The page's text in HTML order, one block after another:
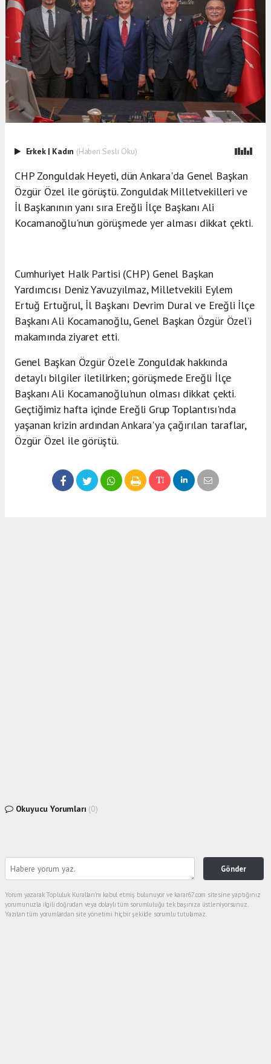
Erkek | Kadın (Haberi Sesli Oku)
CHP Zonguldak Heyeti, dün Ankara'da Genel Başkan
Özgür Özel ile görüştü. Zonguldak Milletvekilleri ve
İl Başkanının yanı sıra Ereğli İlçe Başkanı Ali
Kocamanoğlu'nun görüşmede yer alması dikkat çekti.
Cumhuriyet Halk Partisi (CHP) Genel Başkan
Yardımcısı Deniz Yavuzyılmaz, Milletvekili Eylem
Ertuğ Ertuğrul, İl Başkanı Devrim Dural ve Ereğli İlçe
Başkanı Ali Kocamanoğlu, Genel Başkan Özgür Özel’i
makamında ziyaret etti.
Genel Başkan Özgür Özel'e Zonguldak hakkında
detaylı bilgiler iletilirken; görüşmede Ereğli İlçe
Başkanı Ali Kocamanoğlu'nun olması dikkat çekti.
Geçtiğimiz hafta içinde Ereğli Grup Toplantısı'nda
yaşanan krizin ardından Ankara'ya çağırılan taraflar,
Özgür Özel ile görüştü.
Okuyucu Yorumları (0)
Gönder
Yorum yazarak Topluluk Kuralları’nı kabul etmiş bulunuyor ve karar67.com sitesine yaptığınız
yorumunuzla ilgili doğrudan veya dolaylı tüm sorumluluğu tek başınıza üstleniyorsunuz.
Yazılan tüm yorumlardan site yönetimi hiçbir şekilde sorumlu tutulamaz.